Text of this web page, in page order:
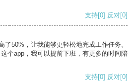
支持[0] 反对[0]
了50%，让我能够更轻松地完成工作任务。
个app，我可以提前下班，有更多的时间陪
支持[0] 反对[0]